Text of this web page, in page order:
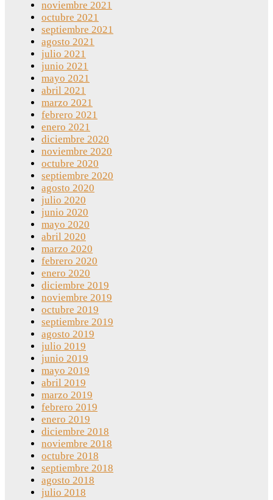
noviembre 2021
octubre 2021
septiembre 2021
agosto 2021
julio 2021
junio 2021
mayo 2021
abril 2021
marzo 2021
febrero 2021
enero 2021
diciembre 2020
noviembre 2020
octubre 2020
septiembre 2020
agosto 2020
julio 2020
junio 2020
mayo 2020
abril 2020
marzo 2020
febrero 2020
enero 2020
diciembre 2019
noviembre 2019
octubre 2019
septiembre 2019
agosto 2019
julio 2019
junio 2019
mayo 2019
abril 2019
marzo 2019
febrero 2019
enero 2019
diciembre 2018
noviembre 2018
octubre 2018
septiembre 2018
agosto 2018
julio 2018